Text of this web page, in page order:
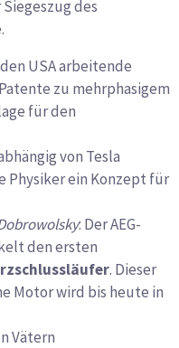
des
USA arbeitende
zu mehrphasigem
für den
von Tesla
ein Konzept für
: Der AEG-
den ersten
. Dieser
Motor wird bis heute in
Vätern